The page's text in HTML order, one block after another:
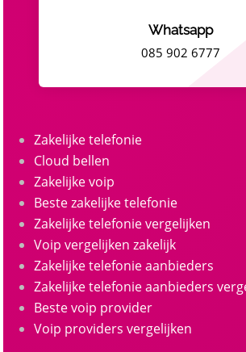
Whatsapp
085 902 6777
Zakelijke telefonie
Cloud bellen
Zakelijke voip
Beste zakelijke telefonie
Zakelijke telefonie vergelijken
Voip vergelijken zakelijk
Zakelijke telefonie aanbieders
Zakelijke telefonie aanbieders
Beste voip provider
Voip providers vergelijken